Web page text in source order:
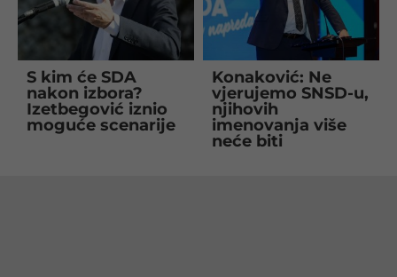
S kim će SDA
nakon izbora?
Izetbegović iznio
moguće scenarije
Konaković: Ne
vjerujemo SNSD-u,
njihovih
imenovanja više
neće biti